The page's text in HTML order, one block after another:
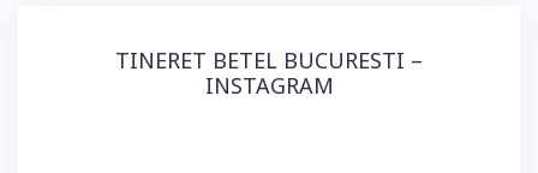
TINERET BETEL BUCURESTI –
INSTAGRAM